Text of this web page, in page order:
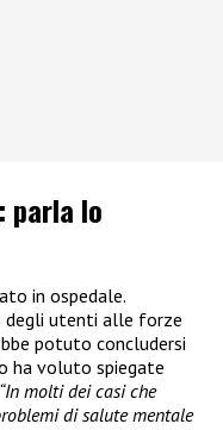
parla lo
in ospedale.
degli utenti alle forze
potuto concludersi
ha voluto spiegate
“In molti dei casi che
di salute mentale